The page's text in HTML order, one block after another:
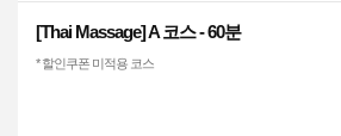
[Thai Massage] A 코스 - 60분
* 할인쿠폰 미적용 코스